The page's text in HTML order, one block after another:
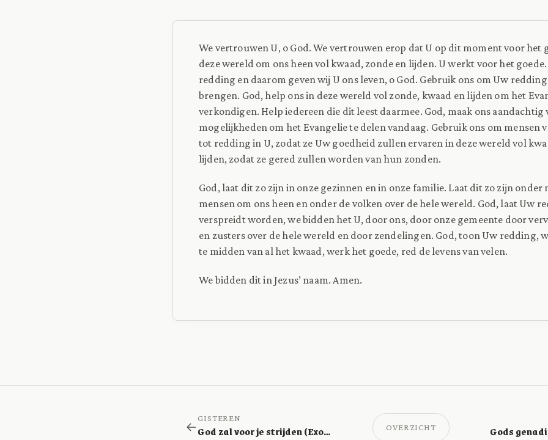
We vertrouwen U, o God. We vertrouwen erop dat U op dit moment voor het
deze wereld om ons heen vol kwaad, zonde en lijden. U werkt voor het
redding en daarom geven wij U ons leven, o God. Gebruik ons om Uw
brengen. God, help ons in deze wereld vol zonde, kwaad en lijden om het
verkondigen. Help iedereen die dit leest daarmee. God, maak ons aandachtig
mogelijkheden om het Evangelie te delen vandaag. Gebruik ons om mensen
tot redding in U, zodat ze Uw goedheid zullen ervaren in deze wereld vol
lijden, zodat ze gered zullen worden van hun zonden.
God, laat dit zo zijn in onze gezinnen en in onze familie. Laat dit zo zijn onder
mensen om ons heen en onder de volken over de hele wereld. God, laat Uw
verspreidt worden, we bidden het U, door ons, door onze gemeente door
en zusters over de hele wereld en door zendelingen. God, toon Uw redding,
te midden van al het kwaad, werk het goede, red de levens van velen.
We bidden dit in Jezus’ naam. Amen.
GISTEREN
God zal voor je strijden (Exodus 14:14) OVERZICHT